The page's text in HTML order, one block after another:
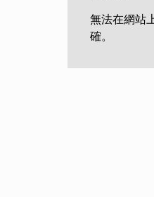
無法在網站
確。